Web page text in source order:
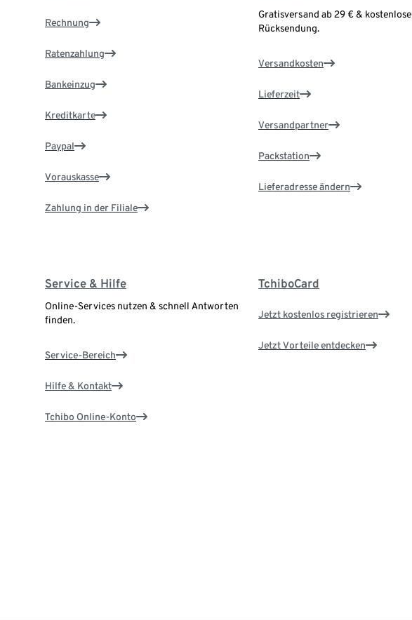
Rechnung
Ratenzahlung
Bankeinzug
Kreditkarte
Paypal
Vorauskasse
Zahlung in der Filiale
Gratisversand ab 29 € & kostenlose
Rücksendung.
Versandkosten
Lieferzeit
Versandpartner
Packstation
Lieferadresse ändern
Service & Hilfe
Online-Services nutzen & schnell Antworten
finden.
Service-Bereich
Hilfe & Kontakt
Tchibo Online-Konto
TchiboCard
Jetzt kostenlos registrieren
Jetzt Vorteile entdecken